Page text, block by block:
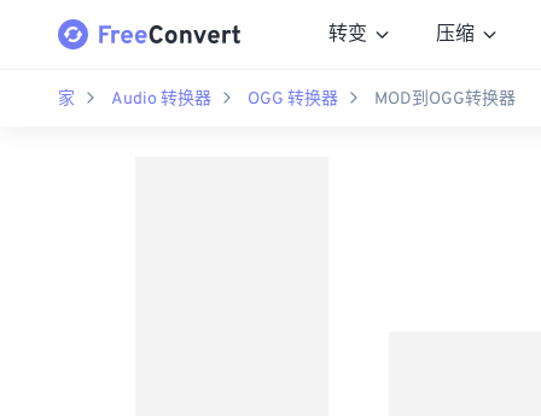
转变 压缩
家 Audio 转换器 OGG 转换器 MOD到OGG转换器